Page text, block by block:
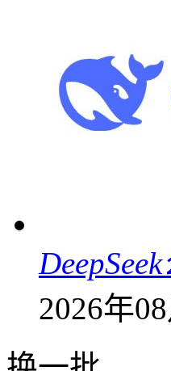
2026年